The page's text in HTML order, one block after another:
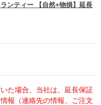
ンティー 【自然+物損】延長
た場合、当社は、延長保証
報（連絡先の情報、ご注文